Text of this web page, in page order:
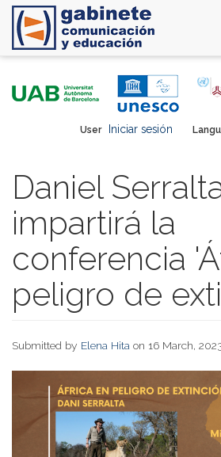
User Iniciar sesión
Daniel
impartirá la
conferencia
peligro de
Submitted by Elena Hita on 16 March,